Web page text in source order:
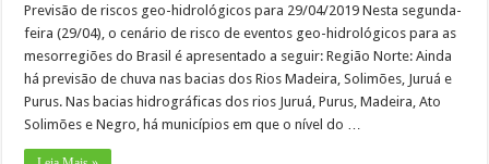
Previsão de riscos geo-hidrológicos para 29/04/2019 Nesta segunda-
feira (29/04), o cenário de risco de eventos geo-hidrológicos para as
mesorregiões do Brasil é apresentado a seguir: Região Norte: Ainda
há previsão de chuva nas bacias dos Rios Madeira, Solimões, Juruá e
Purus. Nas bacias hidrográficas dos rios Juruá, Purus, Madeira, Ato
Solimões e Negro, há municípios em que o nível do …